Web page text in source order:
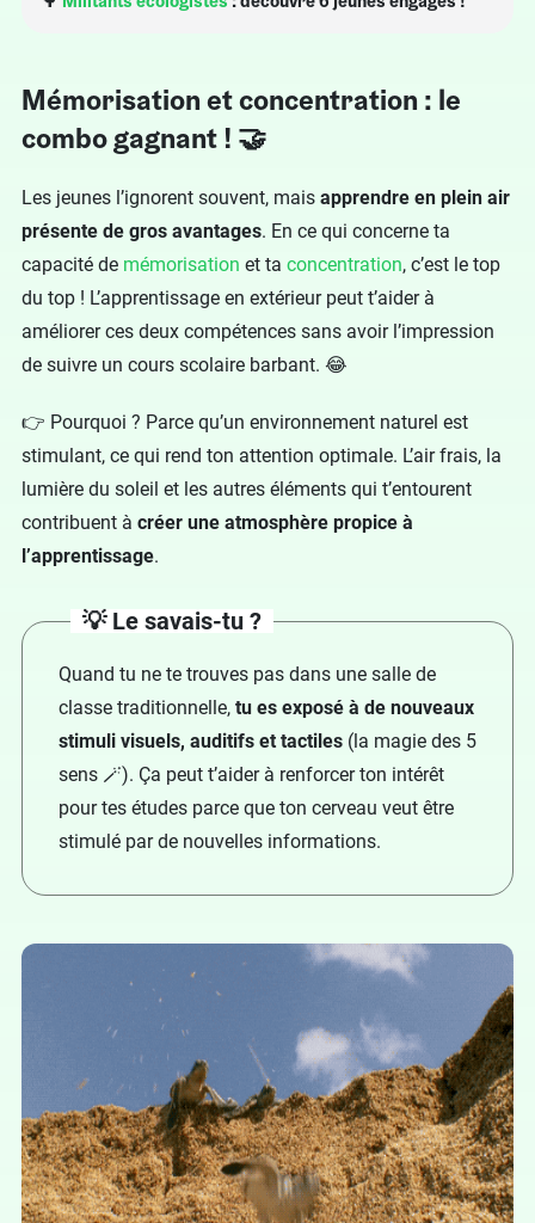
Mémorisation et concentration : le
combo gagnant ! 🤝
Les jeunes l’ignorent souvent, mais apprendre en plein air
présente de gros avantages. En ce qui concerne ta
capacité de mémorisation et ta concentration, c’est le top
du top ! L’apprentissage en extérieur peut t’aider à
améliorer ces deux compétences sans avoir l’impression
de suivre un cours scolaire barbant. 😂
👉 Pourquoi ? Parce qu’un environnement naturel est
stimulant, ce qui rend ton attention optimale. L’air frais, la
lumière du soleil et les autres éléments qui t’entourent
contribuent à créer une atmosphère propice à
l’apprentissage.
💡 Le savais-tu ?
Quand tu ne te trouves pas dans une salle de
classe traditionnelle, tu es exposé à de nouveaux
stimuli visuels, auditifs et tactiles (la magie des 5
sens 🪄). Ça peut t’aider à renforcer ton intérêt
pour tes études parce que ton cerveau veut être
stimulé par de nouvelles informations.